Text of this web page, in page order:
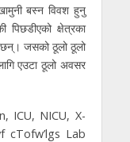
बस्न विवश हुनु
पिछडीएको क्षेत्रका
छन्। जसको ठूलो ठूलो
एउटा ठूलो अवसर
ICU, NICU, X-
cTofw’lgs Lab